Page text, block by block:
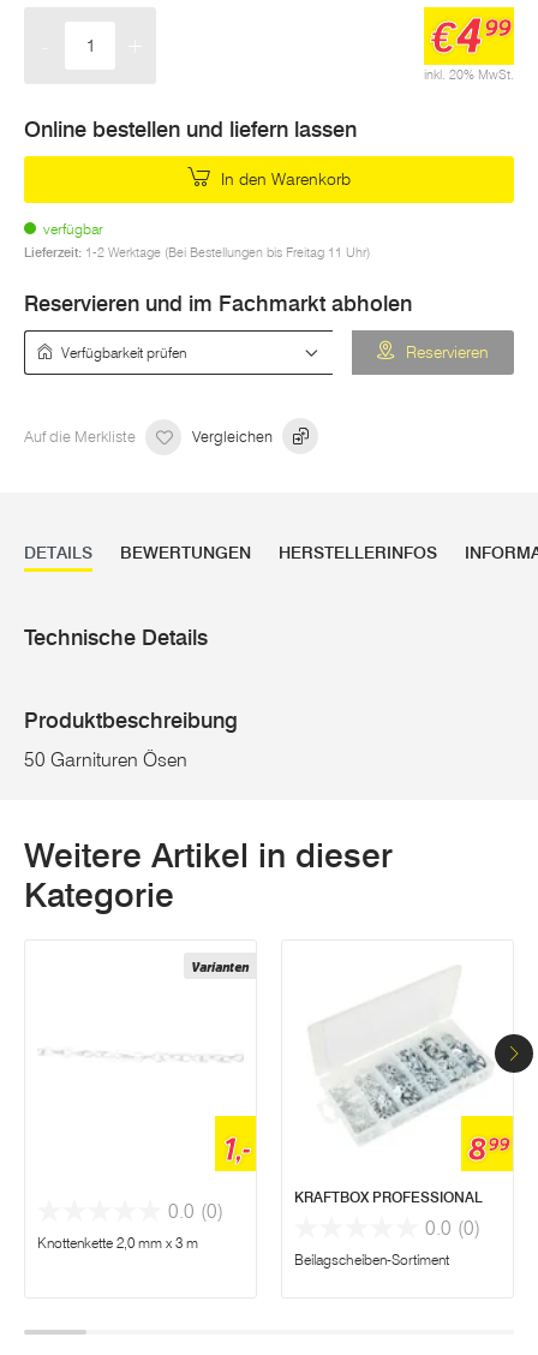
inkl. 20% MwSt.
€499
Online bestellen und liefern lassen
In den Warenkorb
verfügbar
Lieferzeit: 1-2 Werktage (Bei Bestellungen bis Freitag 11 Uhr)
Reservieren und im Fachmarkt abholen
Reservieren
Auf die Merkliste Vergleichen
DETAILS BEWERTUNGEN HERSTELLERINFOS
Technische Details
Produktbeschreibung
50 Garnituren Ösen
Weitere Artikel in dieser
Kategorie
Varianten
1,-
0.0 (0)
Knottenkette 2,0 mm x 3 m
899
KRAFTBOX PROFESSIONAL
0.0 (0)
Beilagscheiben-Sortiment